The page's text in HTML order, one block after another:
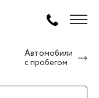
Автомобили
с пробегом